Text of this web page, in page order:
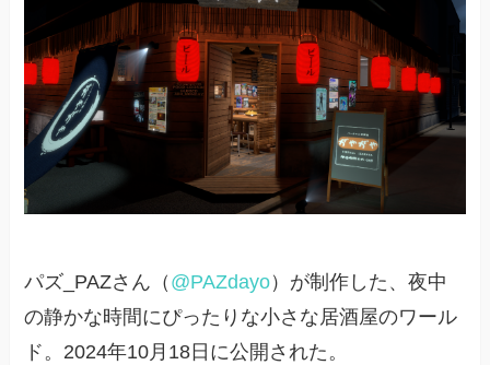
パズ_PAZさん（ @PAZdayo）が制作した、夜中
の静かな時間にぴったりな小さな居酒屋のワール
ド。2024年10月18日に公開された。